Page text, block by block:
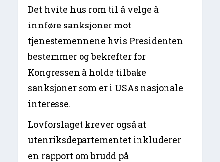
Det hvite hus rom til å velge å
innføre sanksjoner mot
tjenestemennene hvis Presidenten
bestemmer og bekrefter for
Kongressen å holde tilbake
sanksjoner som er i USAs nasjonale
interesse.
Lovforslaget krever også at
utenriksdepartementet inkluderer
en rapport om brudd på